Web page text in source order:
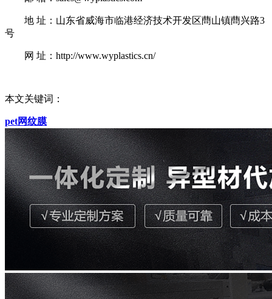
地 址：山东省威海市临港经济技术开发区蔄山镇蔄兴路3
号
网 址：http://www.wyplastics.cn/
本文关键词：
pet网纹膜